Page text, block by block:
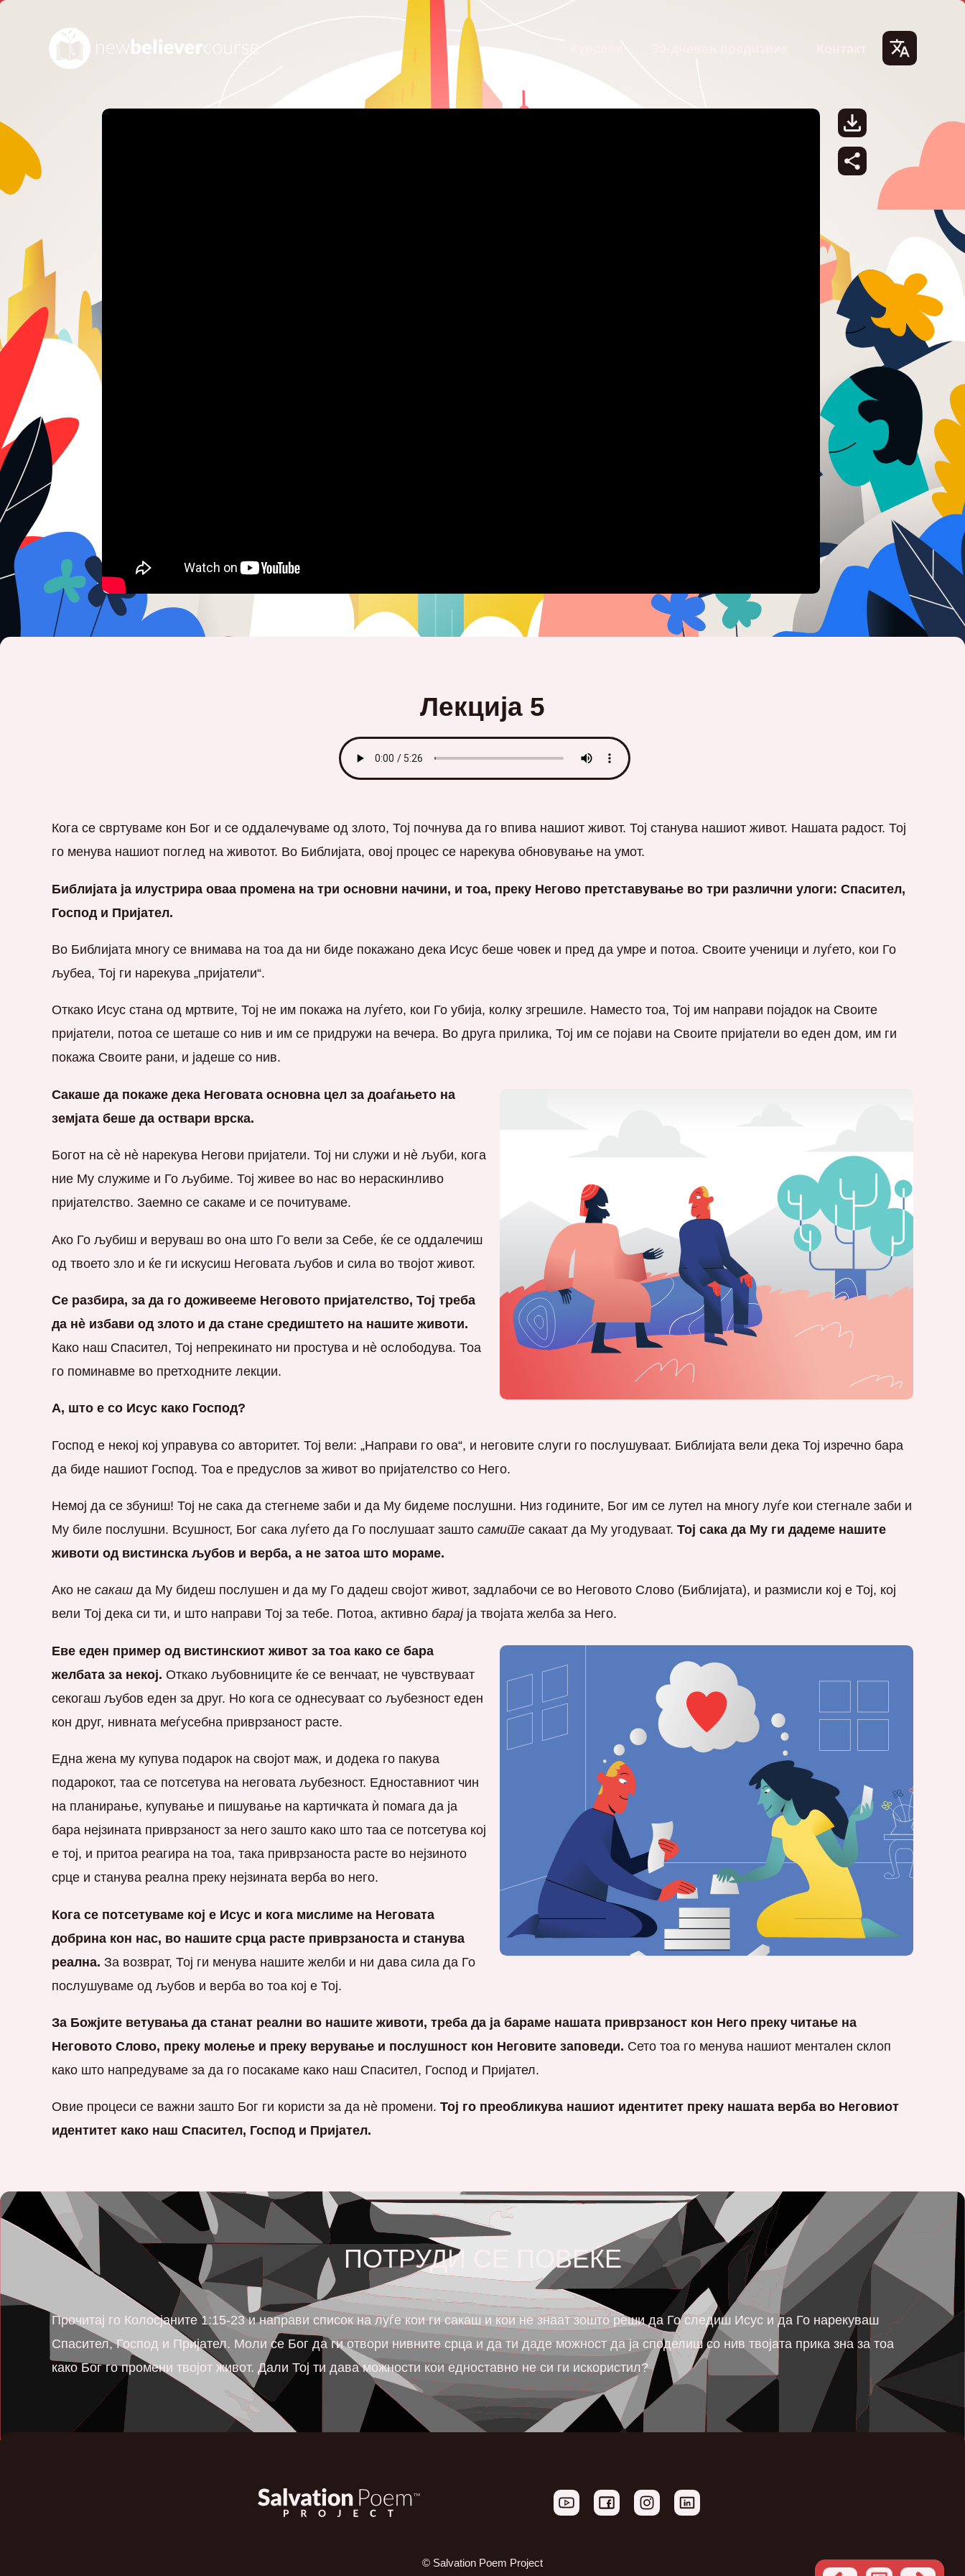
Лекција 5
Кога се свртуваме кон Бог и се оддалечуваме од злото, Тој почнува да го впива нашиот живот. Тој станува нашиот живот. Нашата радост. Тој
го менува нашиот поглед на животот. Во Библијата, овој процес се нарекува обновување на умот.
Библијата ја илустрира оваа промена на три основни начини, и тоа, преку Негово претставување во три различни улоги: Спасител,
Господ и Пријател.
Во Библијата многу се внимава на тоа да ни биде покажано дека Исус беше човек и пред да умре и потоа. Своите ученици и луѓето, кои Го
љубеа, Тој ги нарекува „пријатели“.
Откако Исус стана од мртвите, Тој не им покажа на луѓето, кои Го убија, колку згрешиле. Наместо тоа, Тој им направи појадок на Своите
пријатели, потоа се шеташе со нив и им се придружи на вечера. Во друга прилика, Тој им се појави на Своите пријатели во еден дом, им ги
покажа Своите рани, и јадеше со нив.
Сакаше да покаже дека Неговата основна цел за доаѓањето на
земјата беше да оствари врска.
Богот на сè нè нарекува Негови пријатели. Тој ни служи и нè љуби, кога
ние Му служиме и Го љубиме. Тој живее во нас во нераскинливо
пријателство. Заемно се сакаме и се почитуваме.
Ако Го љубиш и веруваш во она што Го вели за Себе, ќе се оддалечиш
од твоето зло и ќе ги искусиш Неговата љубов и сила во твојот живот.
Се разбира, за да го доживееме Неговото пријателство, Тој треба
да нè избави од злото и да стане средиштето на нашите животи.
Како наш Спасител, Тој непрекинато ни простува и нè ослободува. Тоа
го поминавме во претходните лекции.
А, што е со Исус како Господ?
Господ е некој кој управува со авторитет. Тој вели: „Направи го ова“, и неговите слуги го послушуваат. Библијата вели дека Тој изречно бара
да биде нашиот Господ. Тоа е предуслов за живот во пријателство со Него.
Немој да се збуниш! Тој не сака да стегнеме заби и да Му бидеме послушни. Низ годините, Бог им се лутел на многу луѓе кои стегнале заби и
Му биле послушни. Всушност, Бог сака луѓето да Го послушаат зашто самите сакаат да Му угодуваат. Тој сака да Му ги дадеме нашите
животи од вистинска љубов и верба, а не затоа што мораме.
Ако не сакаш да Му бидеш послушен и да му Го дадеш својот живот, задлабочи се во Неговото Слово (Библијата), и размисли кој е Тој, кој
вели Тој дека си ти, и што направи Тој за тебе. Потоа, активно барајја твојатa желба за Него.
Еве еден пример од вистинскиот живот за тоа како се бара
желбата за некој. Откако љубовниците ќе се венчаат, не чувствуваат
секогаш љубов еден за друг. Но кога се однесуваат со љубезност еден
кон друг, нивната меѓусебна приврзаност расте.
Една жена му купува подарок на својот маж, и додека го пакува
подарокот, таа се потсетува на неговата љубезност. Едноставниот чин
на планирање, купување и пишување на картичката ѝ помага да ја
бара нејзината приврзаност за него зашто како што таа се потсетува кој
е тој, и притоа реагира на тоа, така приврзаноста расте во нејзиното
срце и станува реална преку нејзината верба во него.
Кога се потсетуваме кој е Исус и кога мислиме на Неговата
добрина кон нас, во нашите срца расте приврзаноста и станува
реална. За возврат, Тој ги менува нашите желби и ни дава сила да Го
послушуваме од љубов и верба во тоа кој е Тој.
За Божјите ветувања да станат реални во нашите животи, треба да ја бараме нашата приврзаност кон Него преку читање на
Неговото Слово, преку молење и преку верување и послушност кон Неговите заповеди. Сето тоа го менува нашиот ментален склоп
како што напредуваме за да го посакаме како наш Спасител, Господ и Пријател.
Овие процеси се важни зашто Бог ги користи за да нè промени. Тој го преобликува нашиот идентитет преку нашата верба во Неговиот
идентитет како наш Спасител, Господ и Пријател.
ПОТРУДИ СЕ ПОВЕЌЕ
Прочитај го Колосјаните 1:15-23 и направи список на луѓе кои ги сакаш и кои не знаат зошто реши да Го следиш Исус и да Го нарекуваш
Спасител, Господ и Пријател. Моли се Бог да ги отвори нивните срца и да ти даде можност да ја споделиш со нив твојата прика зна за тоа
како Бог го промени твојот живот. Дали Тој ти дава можности кои едноставно не си ги искористил?
© Salvation Poem Project